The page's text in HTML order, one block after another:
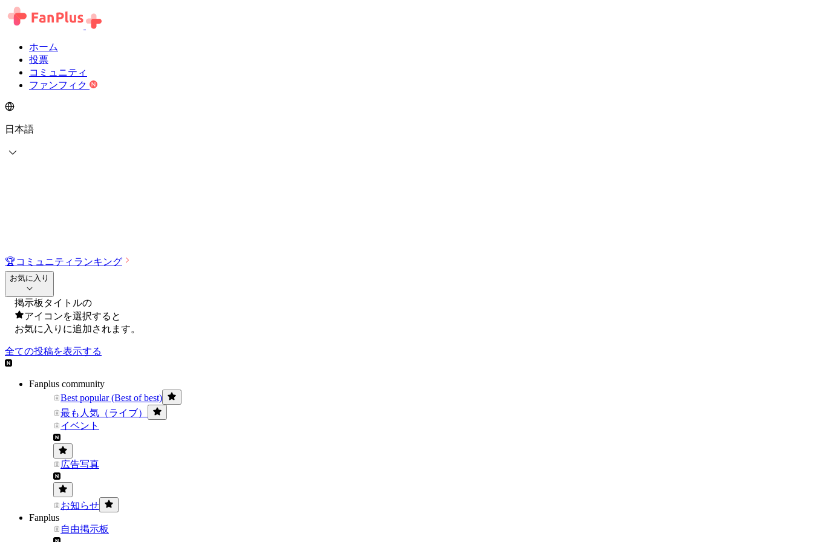
ホーム
投票
コミュニティ
ファンフィク
日本語
🏆コミュニティランキング
お気に入り
掲示板タイトルの
アイコンを選択すると
お気に入りに追加されます。
全ての投稿を表示する
Fanplus community
Best popular (Best of best)
最も人気（ライブ）
イベント
広告写真
お知らせ
Fanplus
自由掲示板